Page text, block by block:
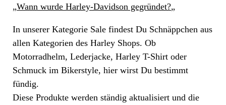
„Wann wurde Harley-Davidson gegründet?„
In unserer Kategorie Sale findest Du Schnäppchen aus
allen Kategorien des Harley Shops. Ob
Motorradhelm, Lederjacke, Harley T-Shirt oder
Schmuck im Bikerstyle, hier wirst Du bestimmt
fündig.
Diese Produkte werden ständig aktualisiert und die